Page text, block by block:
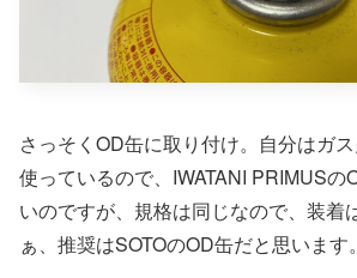
さっそくOD缶に取り付け。自分はガ
使っているので、IWATANI PRIMUSの
いのですが、規格は同じなので、装着
ぁ、推奨はSOTOのOD缶だと思います。